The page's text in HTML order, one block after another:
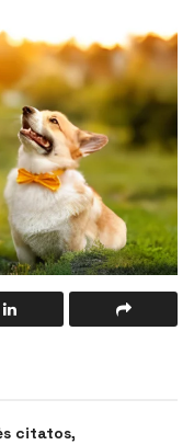
citatos,